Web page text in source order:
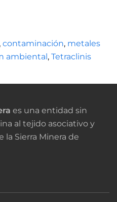
, contaminación, metales
ambiental, Tetraclinis
es una entidad sin
al tejido asociativo y
la Sierra Minera de